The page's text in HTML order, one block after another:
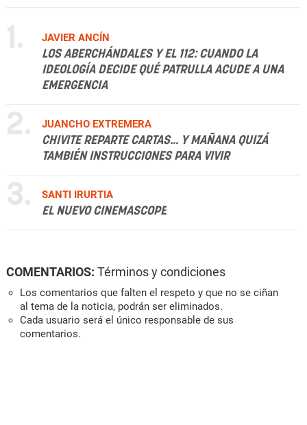
1.
JAVIER ANCÍN
LOS ABERCHÁNDALES Y EL 112: CUANDO LA
IDEOLOGÍA DECIDE QUÉ PATRULLA ACUDE A UNA
EMERGENCIA
2.
JUANCHO EXTREMERA
CHIVITE REPARTE CARTAS... Y MAÑANA QUIZÁ
TAMBIÉN INSTRUCCIONES PARA VIVIR
3.
SANTI IRURTIA
EL NUEVO CINEMASCOPE
COMENTARIOS: Términos y condiciones
Los comentarios que falten el respeto y que no se ciñan
al tema de la noticia, podrán ser eliminados.
Cada usuario será el único responsable de sus
comentarios.